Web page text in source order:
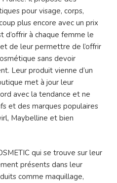
pour visage, corps,
plus encore avec un prix
à chaque femme le
de leur permettre de l’offrir
sans devoir
Leur produit vienne d’un
met à jour leur
avec la tendance et ne
et des marques populaires
Maybelline et bien
qui se trouve sur leur
présents dans leur
comme maquillage,